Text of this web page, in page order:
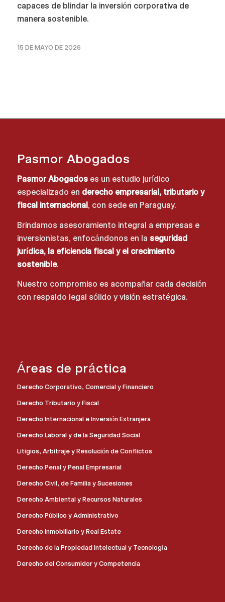
capaces de blindar la inversión corporativa de
manera sostenible.
15 DE MAYO DE 2026
Pasmor Abogados
Pasmor Abogadoses un estudio jurídico
especializado en derecho empresarial, tributario y
fiscal internacional, con sede en Paraguay.
Brindamos asesoramiento integral a empresas e
inversionistas, enfocándonos en la seguridad
jurídica, la eficiencia fiscal y el crecimiento
sostenible.
Nuestro compromiso es acompañar cada decisión
con respaldo legal sólido y visión estratégica.
Áreas de práctica
Derecho Corporativo, Comercial y Financiero
Derecho Tributario y Fiscal
Derecho Internacional e Inversión Extranjera
Derecho Laboral y de la Seguridad Social
Litigios, Arbitraje y Resolución de Conflictos
Derecho Penal y Penal Empresarial
Derecho Civil, de Familia y Sucesiones
Derecho Ambiental y Recursos Naturales
Derecho Público y Administrativo
Derecho Inmobiliario y Real Estate
Derecho de la Propiedad Intelectual y Tecnología
Derecho del Consumidor y Competencia